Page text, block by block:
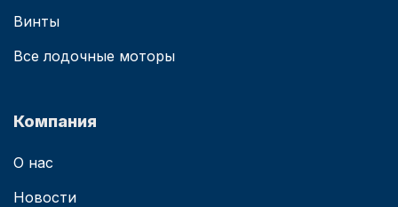
Винты
Все лодочные моторы
Компания
О нас
Новости